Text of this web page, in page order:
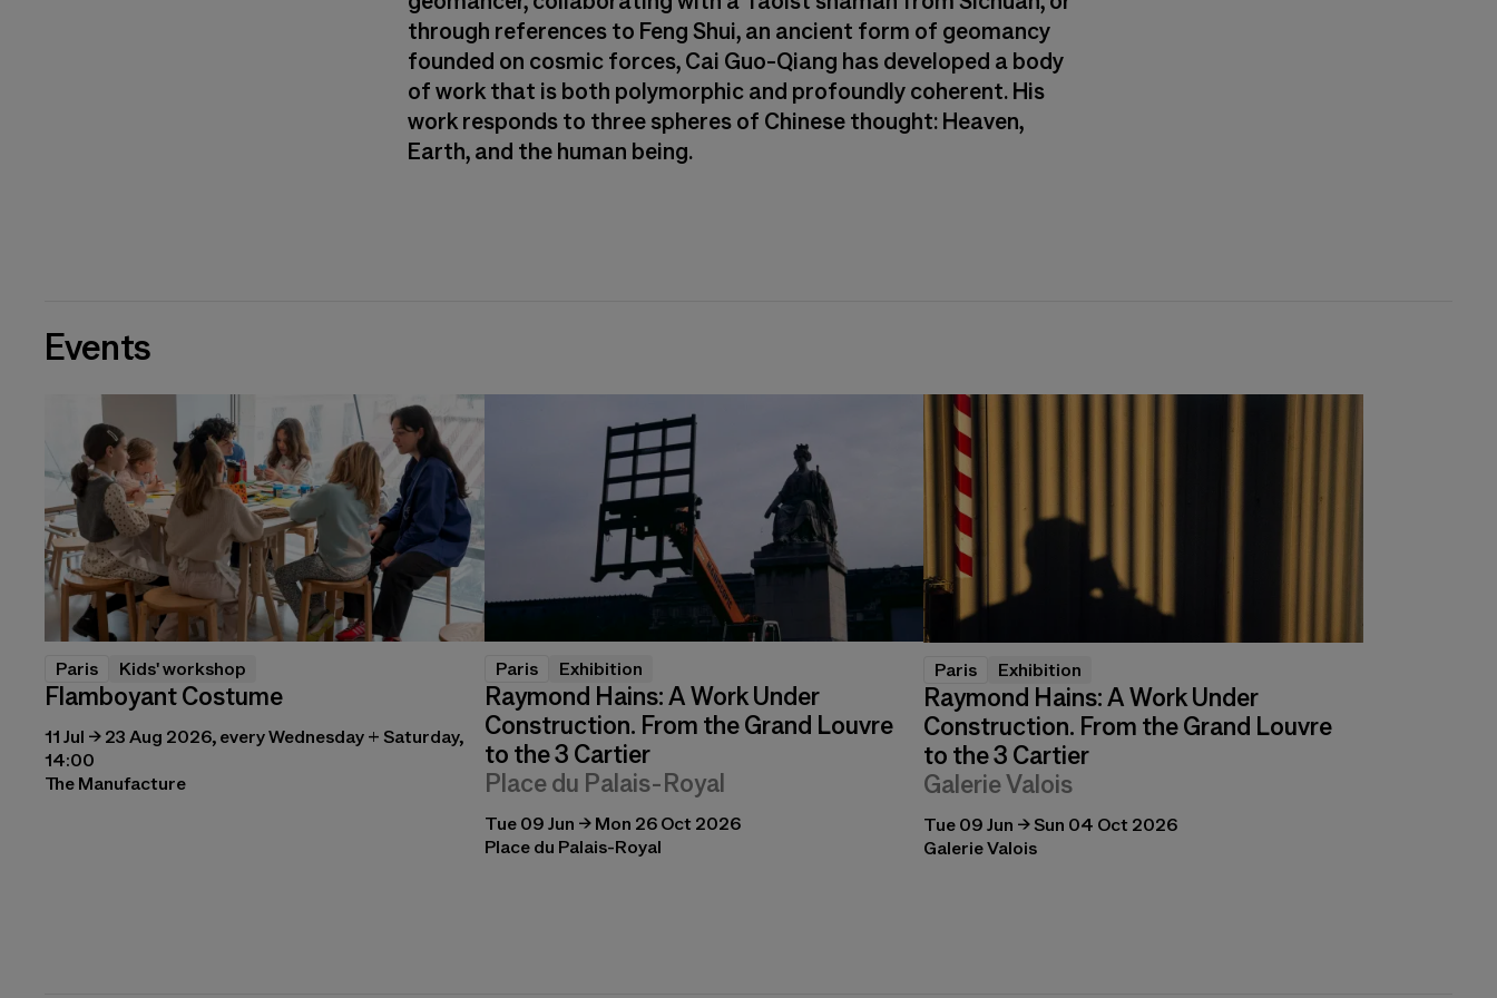
through references to Feng Shui, an ancient form of geomancy
founded on cosmic forces, Cai Guo-Qiang has developed a body
of work that is both polymorphic and profoundly coherent. His
work responds to three spheres of Chinese thought: Heaven,
Earth, and the human being.
Events
Paris Kids' workshop
Flamboyant Costume
11 Jul → 23 Aug 2026, every Wednesday + Saturday,
14:00
The Manufacture
Paris Exhibition
Raymond Hains: A Work Under
Construction. From the Grand Louvre
to the 3 Cartier
Place du Palais-Royal
Tue 09 Jun → Mon 26 Oct 2026
Place du Palais-Royal
Paris Exhibition
Raymond Hains: A Work Under
Construction. From the Grand Louvre
to the 3 Cartier
Galerie Valois
Tue 09 Jun → Sun 04 Oct 2026
Galerie Valois